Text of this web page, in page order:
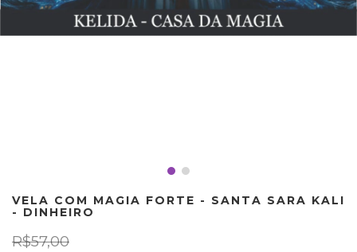
VELA COM MAGIA FORTE - SANTA SARA KALI
- DINHEIRO
R$57,00